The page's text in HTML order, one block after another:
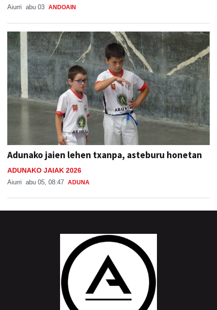
Aiurri abu 03 ANDOAIN
Adunako jaien lehen txanpa, asteburu honetan
ADUNAKO JAIAK 2026
Aiurri abu 05, 08:47 ADUNA